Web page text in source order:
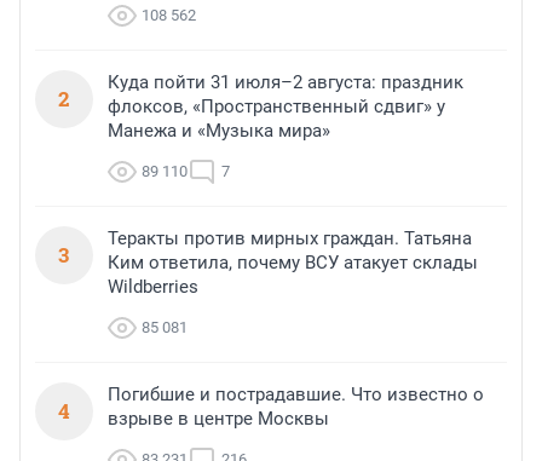
108 562
2
Куда пойти 31 июля–2 августа: праздник
флоксов, «Пространственный сдвиг» у
Манежа и «Музыка мира»
89 110 7
3
Теракты против мирных граждан. Татьяна
Ким ответила, почему ВСУ атакует склады
Wildberries
85 081
4
Погибшие и пострадавшие. Что известно о
взрыве в центре Москвы